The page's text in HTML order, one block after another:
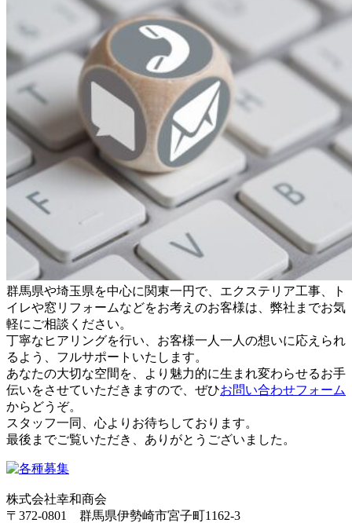
群馬県や埼玉県を中心に関東一円で、エクステリア工事、ト
イレや窓リフォームなどをお考えのお客様は、弊社までお気
軽にご相談ください。
丁寧なヒアリングを行い、お客様一人一人の想いに応えられ
るよう、フルサポートいたします。
あなたの大切な空間を、より魅力的に生まれ変わらせるお手
伝いをさせていただきますので、ぜひお問い合わせフォーム
からどうぞ。
スタッフ一同、心よりお待ちしております。
最後までご覧いただき、ありがとうございました。
株式会社幸和商会
〒372-0801 群馬県伊勢崎市宮子町1162-3